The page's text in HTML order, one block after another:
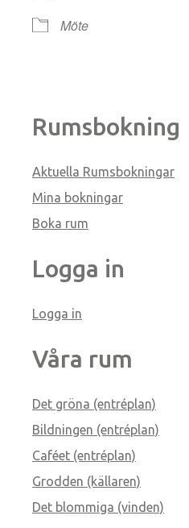
Möte
Rumsbokning
Aktuella Rumsbokningar
Mina bokningar
Boka rum
Logga in
Logga in
Våra rum
Det gröna (entréplan)
Bildningen (entréplan)
Caféet (entréplan)
Grodden (källaren)
Det blommiga (vinden)